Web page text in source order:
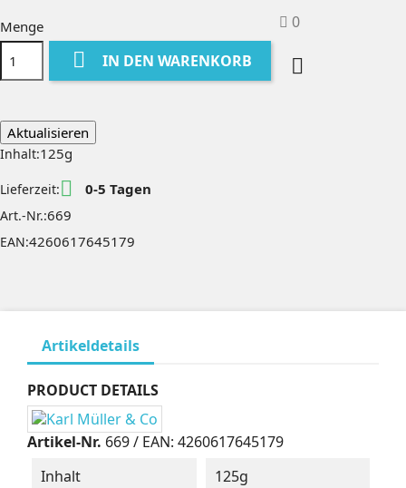
0

Menge
 IN DEN WARENKORB
Inhalt:125g
Lieferzeit:  0-5 Tagen
Art.-Nr.:669
EAN:4260617645179
Artikeldetails
PRODUCT DETAILS
Artikel-Nr. 669/ EAN: 4260617645179
Inhalt
125g